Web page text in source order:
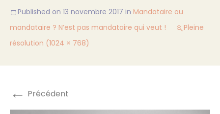
Published on 13 novembre 2017 in Mandataire ou
mandataire ? N’est pas mandataire qui veut !
Pleine
résolution (1024 × 768)
← Précédent